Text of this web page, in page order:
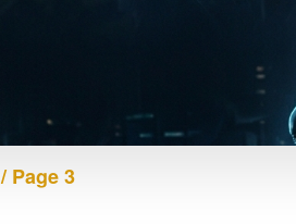
/ Page 3